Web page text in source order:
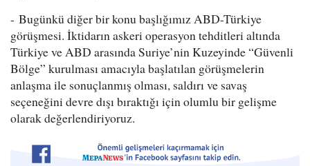
- Bugünkü diğer bir konu başlığımız ABD-Türkiye
görüşmesi. İktidarın askeri operasyon tehditleri altında
Türkiye ve ABD arasında Suriye’nin Kuzeyinde “Güvenli
Bölge” kurulması amacıyla başlatılan görüşmelerin
anlaşma ile sonuçlanmış olması, saldırı ve savaş
seçeneğini devre dışı bıraktığı için olumlu bir gelişme
olarak değerlendiriyoruz.